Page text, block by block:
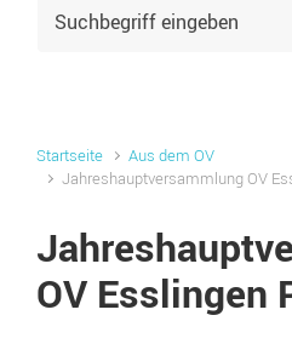
Startseite
Aus dem OV
Jahreshauptversammlung OV
OV Esslingen